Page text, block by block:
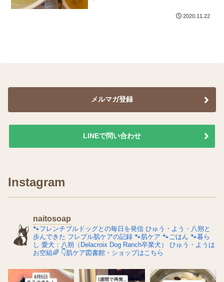
2020.11.22
メルマガ登録
LINEで問い合わせ
Instagram
naitosoap
🐾フレンチブルドッグとの毎日を発信 ひゅう・よう・八朔と
歩んできた フレブル肌ケアの記録 🐾肌ケア 🐾ごはん 🐾暮ら
し 愛犬：八朔（Delacroix Dog Ranch卒業犬）
ひゅう・ようは
お空組🌈 👇肌ケア図書館・ショップはこちら